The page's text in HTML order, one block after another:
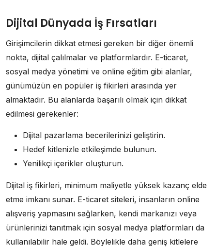
Dijital Dünyada İş Fırsatları
Girişimcilerin dikkat etmesi gereken bir diğer önemli
nokta, dijital çalılmalar ve platformlardır. E-ticaret,
sosyal medya yönetimi ve online eğitim gibi alanlar,
günümüzün en popüler iş fikirleri arasında yer
almaktadır. Bu alanlarda başarılı olmak için dikkat
edilmesi gerekenler:
Dijital pazarlama becerilerinizi geliştirin.
Hedef kitlenizle etkileşimde bulunun.
Yenilikçi içerikler oluşturun.
Dijital iş fikirleri, minimum maliyetle yüksek kazanç elde
etme imkanı sunar. E-ticaret siteleri, insanların online
alışveriş yapmasını sağlarken, kendi markanızı veya
ürünlerinizi tanıtmak için sosyal medya platformları da
kullanılabilir hale geldi. Böylelikle daha geniş kitlelere